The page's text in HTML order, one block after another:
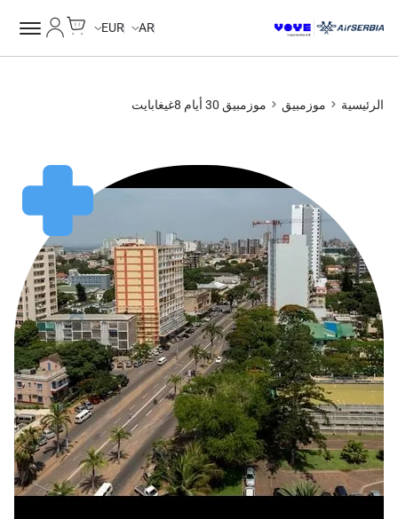
AR
EUR
الرئيسية موزمبيق موزمبيق 30 أيام 8غيغابايت